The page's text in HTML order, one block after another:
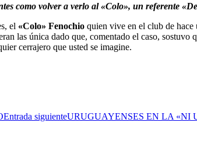
como volver a verlo al «Colo», un referente
el «Colo» Fenochio quien vive en el club de
las única dado que, comentado el caso, sostuvo
cerrajero que usted se imagine.
Entrada siguienteURUGUAYENSES EN LA «NI